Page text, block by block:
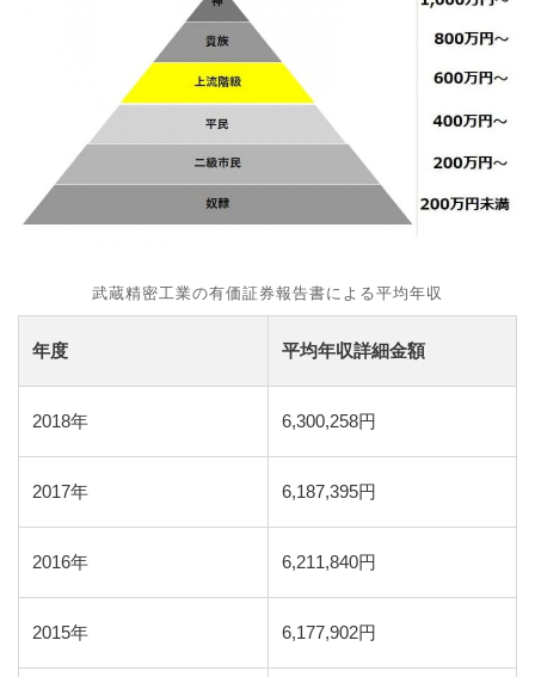
武蔵精密工業の有価証券報告書による平均年収
年度 平均年収詳細金額
2018年 6,300,258円
2017年 6,187,395円
2016年 6,211,840円
2015年 6,177,902円